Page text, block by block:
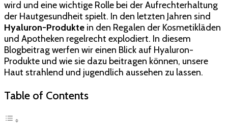
Hyaluron-
Produkte:
Schönheit
und
Pflege
für
strahlende
wird und eine wichtige Rolle bei der Aufrechterhaltung
der Hautgesundheit spielt. In den letzten Jahren sind
Hyaluron-Produkte in den Regalen der Kosmetikläden
und Apotheken regelrecht explodiert. In diesem
Blogbeitrag werfen wir einen Blick auf Hyaluron-
Produkte und wie sie dazu beitragen können, unsere
Haut strahlend und jugendlich aussehen zu lassen.
Table of Contents